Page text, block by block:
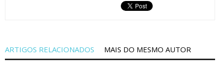
ARTIGOS RELACIONADOS MAIS DO MESMO AUTOR